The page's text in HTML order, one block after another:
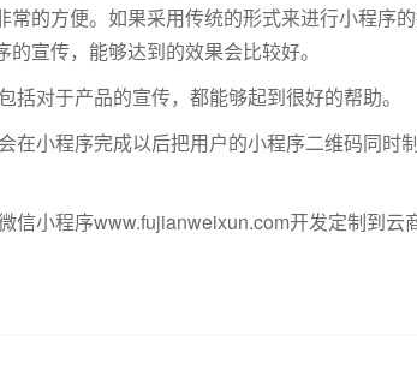
的方便。如果采用传统的形式来进行小程序
宣传，能够达到的效果会比较好。
对于产品的宣传，都能够起到很好的帮助。
在小程序完成以后把用户的小程序二维码同时
小程序www.fujianweixun.com开发定制到云